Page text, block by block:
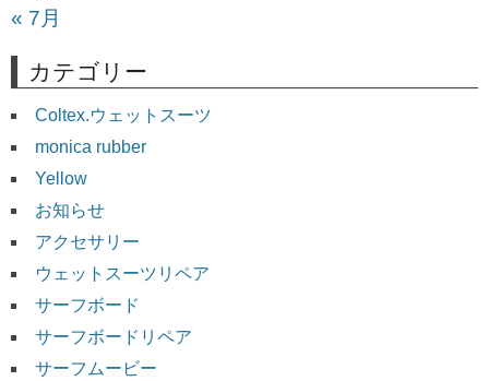
« 7月
カテゴリー
Coltex.ウェットスーツ
monica rubber
Yellow
お知らせ
アクセサリー
ウェットスーツリペア
サーフボード
サーフボードリペア
サーフムービー